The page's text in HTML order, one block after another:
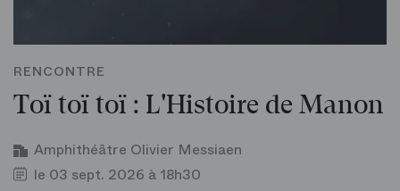
RENCONTRE
Toï toï toï : L'Histoire de Manon
Amphithéâtre Olivier Messiaen
le 03 sept. 2026 à 18h30